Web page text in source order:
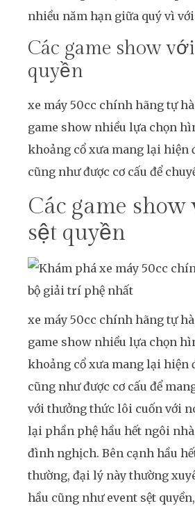
nhiều năm hạn giữa quý vì
Các game show
quyền
xe máy 50cc chính hãng tự
game show nhiều lựa chọn
khoảng cổ xưa mang lại hiện
cũng như được cơ cấu để
Các game
sệt quyền
xe máy 50cc chính hãng tự
game show nhiều lựa chọn
khoảng cổ xưa mang lại hiện
cũng như được cơ cấu để
với thưởng thức lôi cuốn với
lại phần phệ hầu hết ngôi
đình nghịch. Bên cạnh hầu
thường, đại lý này thường
hầu cũng như event sệt